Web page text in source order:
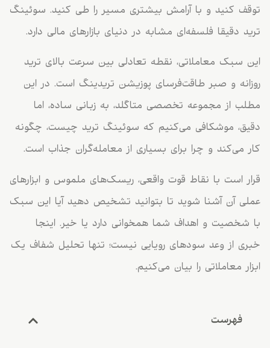
توقف کنید و با آرامش بیشتری مسیر را طی کنید. سوئینگ
ترید دقیقا فلسفه‌ای مشابه در دنیای بازارهای مالی دارد.
این سبک معاملاتی، نقطه تعادلی بین سرعت بالای ترید
روزانه و صبر طاقت‌فرسای پوزیشن تریدینگ است. در این
مطلب از مجموعه تخصصی متاگلد، به زبانی ساده، اما
دقیق، موشکافی می‌کنیم که سوئینگ ترید چیست، چگونه
کار می‌کند و چرا برای بسیاری از معامله‌گران جذاب است.
قرار است با نقاط قوت واقعی، ریسک‌های ملموس و ابزارهای
عملی آن آشنا شوید تا بتوانید تشخیص دهید آیا این سبک
با شخصیت و اهداف شما همخوانی دارد یا خیر. اینجا
خبری از وعد سودهای رویایی نیست؛ تنها تحلیل شفاف یک
ابزار معاملاتی را بیان می‌کنیم.
فهرست